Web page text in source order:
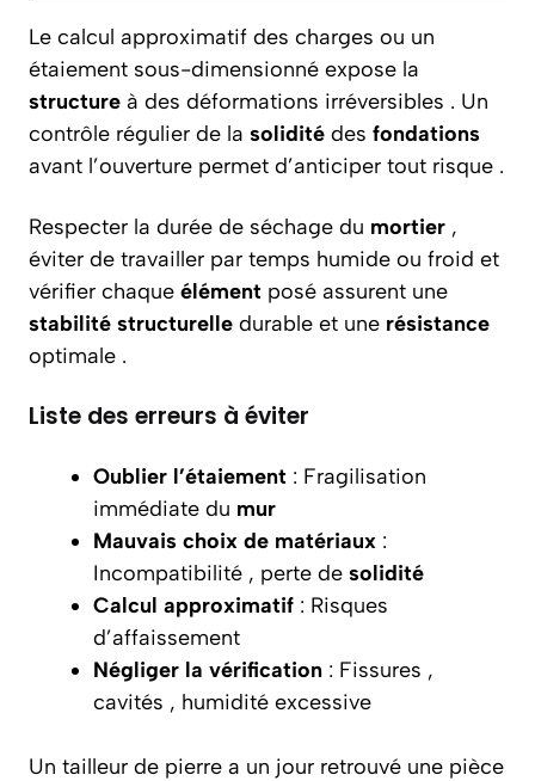
Le calcul approximatif des charges ou un
étaiement sous-dimensionné expose la
structure à des déformations irréversibles . Un
contrôle régulier de la solidité des fondations
avant l’ouverture permet d’anticiper tout risque .
Respecter la durée de séchage du mortier ,
éviter de travailler par temps humide ou froid et
vérifier chaque élément posé assurent une
stabilité structurelle durable et une résistance
optimale .
Liste des erreurs à éviter
Oublier l’étaiement : Fragilisation
immédiate du mur
Mauvais choix de matériaux :
Incompatibilité , perte de solidité
Calcul approximatif : Risques
d’affaissement
Négliger la vérification : Fissures ,
cavités , humidité excessive
Un tailleur de pierre a un jour retrouvé une pièce